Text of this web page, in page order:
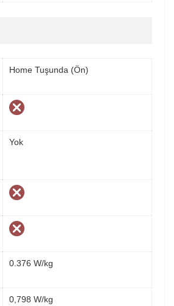
Home Tuşunda (Ön)
Yok
0.376 W/kg
0,798 W/kg